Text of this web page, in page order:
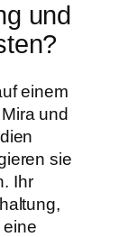
und
einem
und
sie
Ihr
eine